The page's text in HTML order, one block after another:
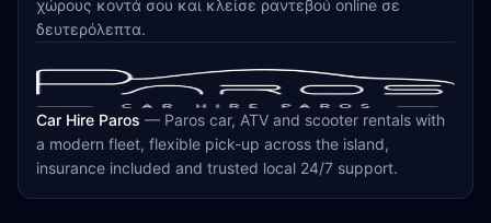
χώρους κοντά σου και κλείσε ραντεβού online σε
δευτερόλεπτα.
Car Hire Paros — Paros car, ATV and scooter rentals with
a modern fleet, flexible pick-up across the island,
insurance included and trusted local 24/7 support.